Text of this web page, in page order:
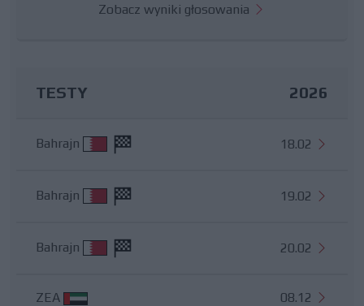
Zobacz wyniki głosowania
TESTY 2026
Bahrajn 18.02
Bahrajn 19.02
Bahrajn 20.02
ZEA 08.12